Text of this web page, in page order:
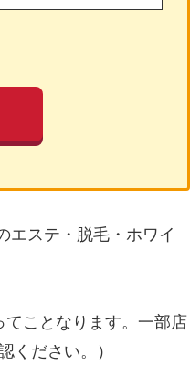
エステ・脱毛・ホワイ
ことなります。一部店
ください。）